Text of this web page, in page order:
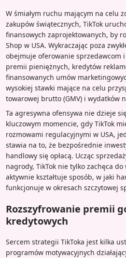
W śmiałym ruchu mającym na celu
zakupów świątecznych, TikTok
finansowych zaprojektowanych, by
Shop w USA. Wykraczając poza
obejmuje oferowanie sprzedawcom
premii pieniężnych, kredytów
finansowanych umów
wysokiej stawki mające na celu
towarowej brutto (GMV) i wydatków
Ta agresywna ofensywa nie dzieje
kluczowym momencie, gdy TikTok
rozmowami regulacyjnymi w USA,
stawia na to, że bezpośrednie
handlowy się opłacą. Ucząc
nagrody, TikTok nie tylko zachęca
aktywnie kształtuje sposób, w jaki
funkcjonuje w okresach szczytowej
Rozszyfrowanie premii
kredytowych
Sercem strategii TikToka jest kilka
programów motywacyjnych